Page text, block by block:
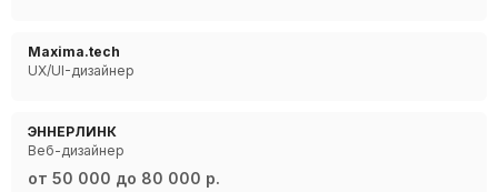
Maxima.tech
UX/UI-дизайнер
ЭННЕРЛИНК
Веб-дизайнер
от 50 000 до 80 000 р.